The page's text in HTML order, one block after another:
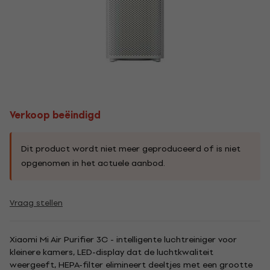
Verkoop beëindigd
Dit product wordt niet meer geproduceerd of is niet
opgenomen in het actuele aanbod.
Vraag stellen
Xiaomi Mi Air Purifier 3C - intelligente luchtreiniger voor
kleinere kamers, LED-display dat de luchtkwaliteit
weergeeft, HEPA-filter elimineert deeltjes met een grootte